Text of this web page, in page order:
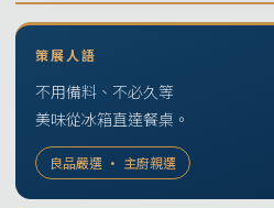
策展人語
不用備料、不必久等
美味從冰箱直達餐桌。
良品嚴選 · 主廚親選